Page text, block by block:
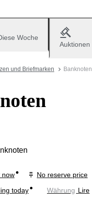
Woche
Auktionen
und Briefmarken Banknoten
now
No reserve price
today
Währung Lire